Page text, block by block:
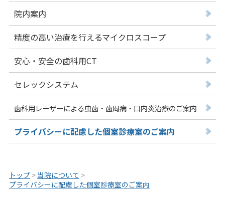
院内案内
精度の高い治療を行えるマイクロスコープ
安心・安全の歯科用CT
セレックシステム
歯科用レーザーによる虫歯・歯周病・口内炎治療のご案内
プライバシーに配慮した個室診療室のご案内
トップ > 当院について >
プライバシーに配慮した個室診療室のご案内